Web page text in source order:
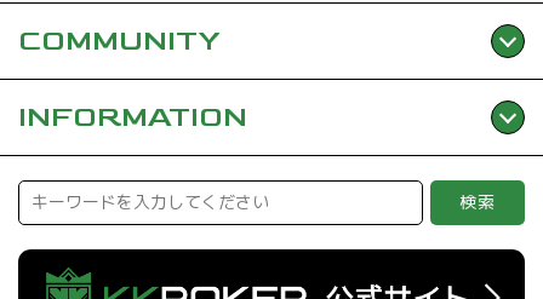
COMMUNITY
INFORMATION
検索